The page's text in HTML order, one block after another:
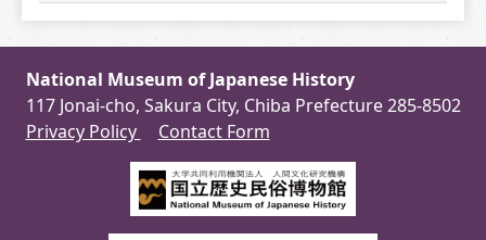
National Museum of Japanese History
117 Jonai-cho, Sakura City, Chiba Prefecture 285-8502
Privacy Policy
Contact Form